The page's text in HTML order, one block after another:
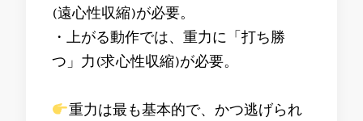
(遠心性収縮)が必要。
・上がる動作では、重力に「打ち勝
つ」力(求心性収縮)が必要。
重力は最も基本的で、かつ逃げられ